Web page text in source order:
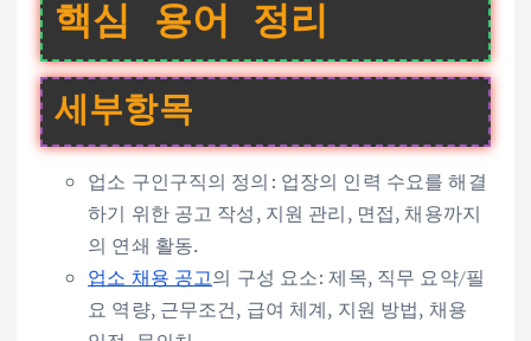
핵심 용어 정리
세부항목
업소 구인구직의 정의: 업장의 인력 수요를 해결
하기 위한 공고 작성, 지원 관리, 면접, 채용까지
의 연쇄 활동.
업소 채용 공고의 구성 요소: 제목, 직무 요약/필
요 역량, 근무조건, 급여 체계, 지원 방법, 채용